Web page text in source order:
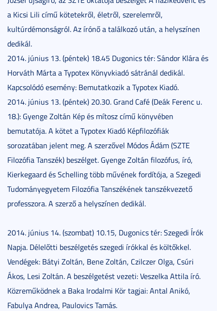
a Kicsi Lili című kötetekről, életről, szerelemről,
kultúrdémonságról. Az írónő a találkozó után, a helyszínen
dedikál.
2014. június 13. (péntek) 18.45 Dugonics tér: Sándor Klára és
Horváth Márta a Typotex Könyvkiadó sátránál dedikál.
Kapcsolódó esemény: Bemutatkozik a Typotex Kiadó.
2014. június 13. (péntek) 20.30. Grand Café (Deák Ferenc u.
18.): Gyenge Zoltán Kép és mítosz című könyvében
bemutatója. A kötet a Typotex Kiadó Képfilozófiák
sorozatában jelent meg. A szerzővel Módos Ádám (SZTE
Filozófia Tanszék) beszélget. Gyenge Zoltán filozófus, író,
Kierkegaard és Schelling több művének fordítója, a Szegedi
Tudományegyetem Filozófia Tanszékének tanszékvezető
professzora. A szerző a helyszínen dedikál.
2014. június 14. (szombat) 10.15, Dugonics tér: Szegedi Írók
Napja. Délelőtti beszélgetés szegedi írókkal és költőkkel.
Vendégek: Bátyi Zoltán, Bene Zoltán, Czilczer Olga, Csúri
Ákos, Lesi Zoltán. A beszélgetést vezeti: Veszelka Attila író.
Közreműködnek a Baka Irodalmi Kör tagjai: Antal Anikó,
Fabulya Andrea, Paulovics Tamás.